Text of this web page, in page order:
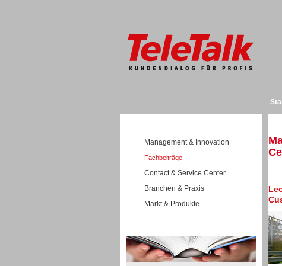
Management & Innovation
Fachbeiträge
Contact & Service Center
Branchen & Praxis
Markt & Produkte